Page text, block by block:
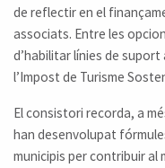
de reflectir en el
associats. Entre les
d’habilitar línies de
l’Impost de Turisme
El consistori recorda, a
han desenvolupat
municipis per contribuir al